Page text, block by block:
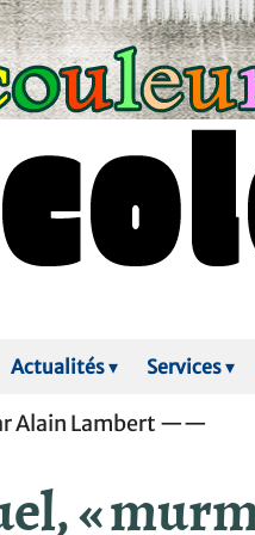
Actualités▾ Services▾
Alain Lambert ——
«